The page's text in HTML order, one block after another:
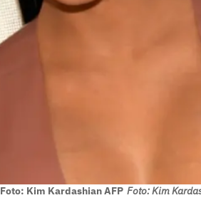
Foto: Kim Kardashian AFP Foto: Kim